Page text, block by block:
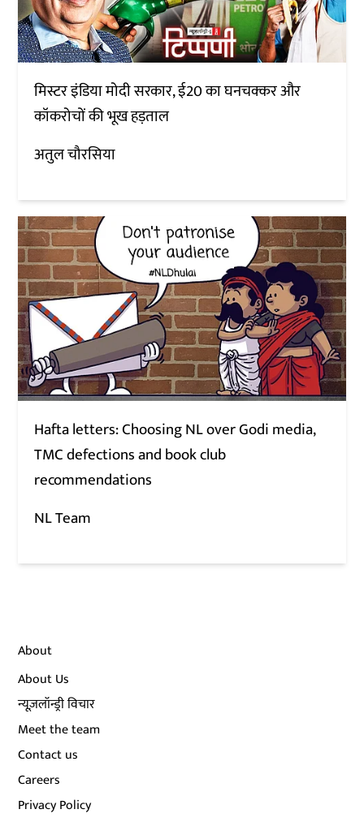
मिस्टर इंडिया मोदी सरकार, ई20 का घनचक्कर और
कॉकरोचों की भूख हड़ताल
अतुल चौरसिया
Hafta letters: Choosing NL over Godi media,
TMC defections and book club
recommendations
NL Team
About
About Us
न्यूज़लॉन्ड्री विचार
Meet the team
Contact us
Careers
Privacy Policy